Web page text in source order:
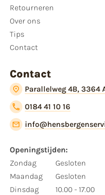
Retourneren
Over ons
Tips
Contact
Contact
Parallelweg 4B, 3364
0184 41 10 16
Openingstijden:
Zondag
Maandag
Dinsdag
Gesloten
Gesloten
10.00 - 17.00